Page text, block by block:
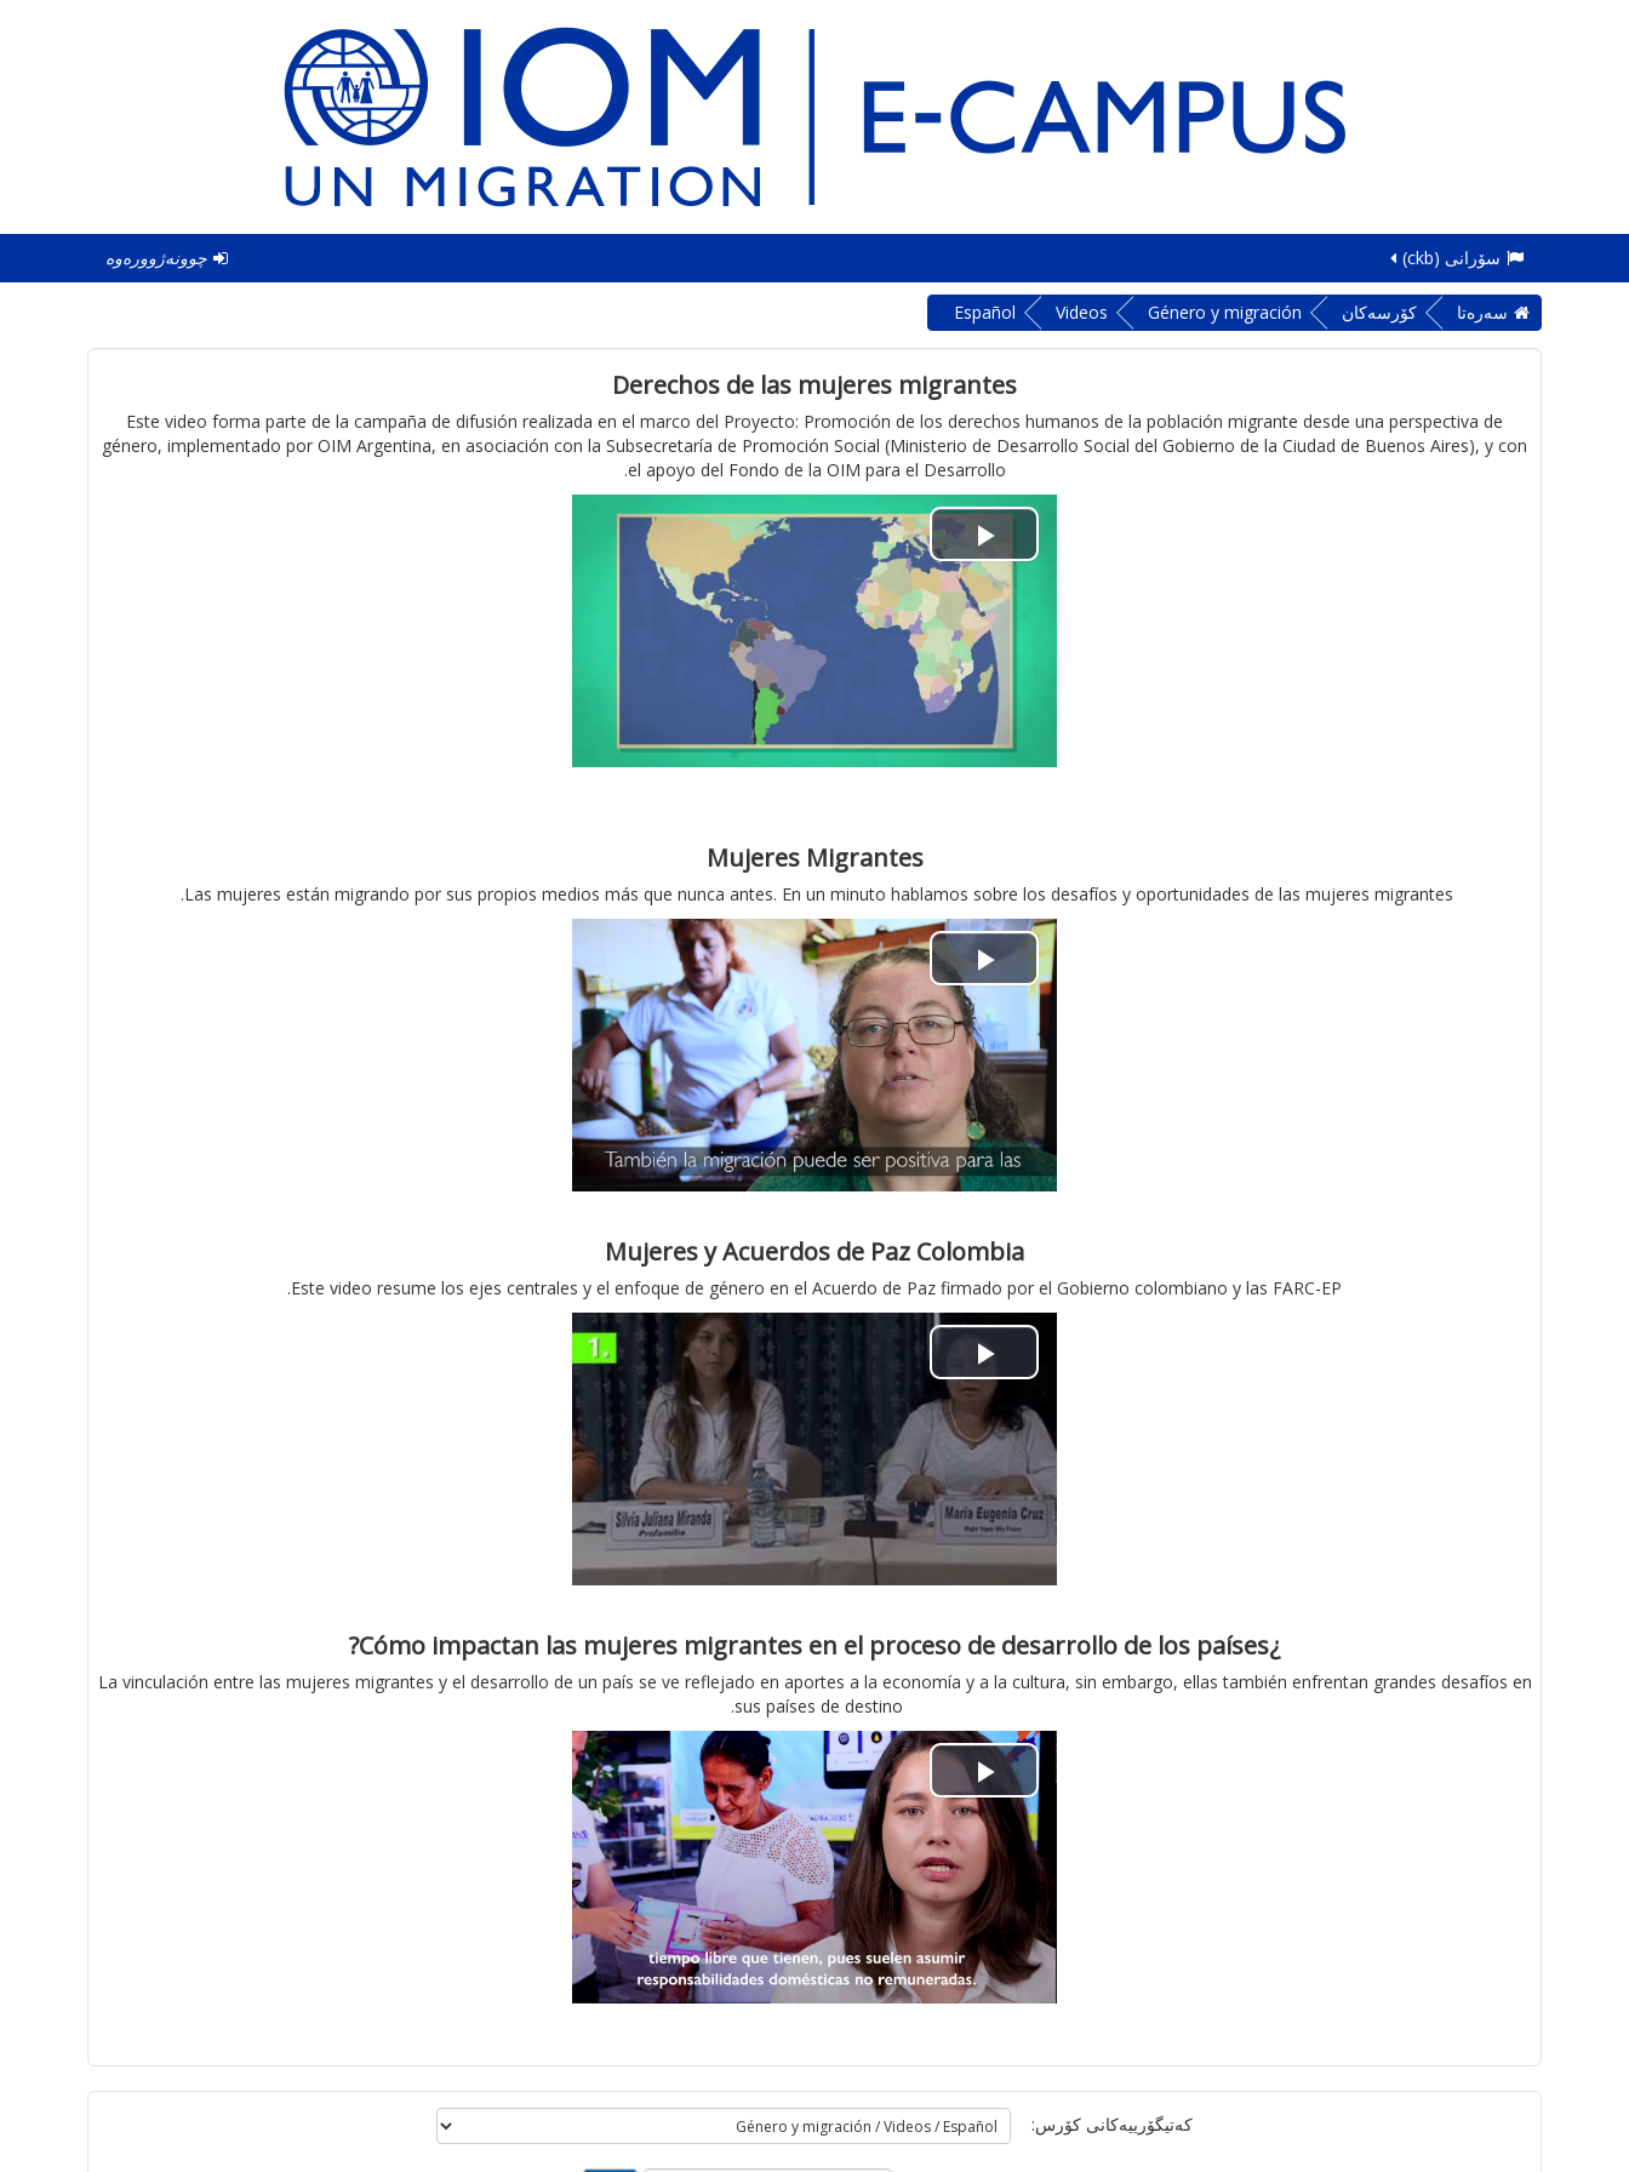
چوونەژوورەوە سۆرانی ‎(ckb)‎
سه‌ره‌تا کۆرسەکان Género y migración
Videos
Español
Derechos de las mujeres migrantes
Este video forma parte de la campaña de difusión realizada en el marco del Proyecto: Promoción de los derechos humanos de la población migrante desde una perspectiva de
género, implementado por OIM Argentina, en asociación con la Subsecretaría de Promoción Social (Ministerio de Desarrollo Social del Gobierno de la Ciudad de Buenos Aires), y con
el apoyo del Fondo de la OIM para el Desarrollo.
P
V
d
e
o
Mujeres Migrantes
Las mujeres están migrando por sus propios medios más que nunca antes. En un minuto hablamos sobre los desafíos y oportunidades de las mujeres migrantes.
P
l
y
V
d
e
o
Mujeres y Acuerdos de Paz Colombia
Este video resume los ejes centrales y el enfoque de género en el Acuerdo de Paz firmado por el Gobierno colombiano y las FARC-EP.
P
l
a
y
V
i
e
o
¿Cómo impactan las mujeres migrantes en el proceso de desarrollo de los países?
La vinculación entre las mujeres migrantes y el desarrollo de un país se ve reflejado en aportes a la economía y a la cultura, sin embargo, ellas también enfrentan grandes desafíos en
sus países de destino.
P
l
a
y
V
i
dکەتیگۆرییەکانی کۆرس: